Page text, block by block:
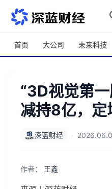
跳转到主内容
首页 大公司 未来科技
“3D视觉第一
减持8亿，
深蓝财经 ·
作者： 王鑫